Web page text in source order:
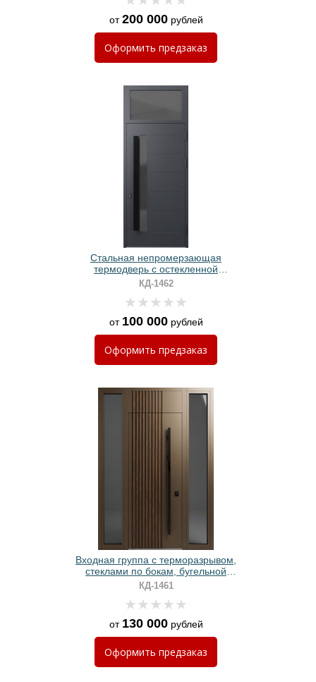
от200 000рублей
Оформить предзаказ
Стальная непромерзающая
термодверь с остекленной
фрамугой, бугельными ручками и
серыми панелями МДФ
КД-1462
от 100 000рублей
Оформить предзаказ
Входная группа с терморазрывом,
стеклами по бокам, бугельной
ручкой, металлорейками и
коричневой покраской
КД-1461
от 130 000рублей
Оформить предзаказ